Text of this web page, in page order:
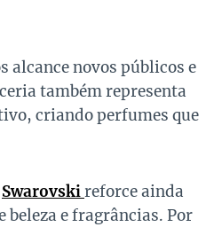
alcance novos públicos e
também representa
criando perfumes que
Swarovskireforce ainda
beleza e fragrâncias. Por